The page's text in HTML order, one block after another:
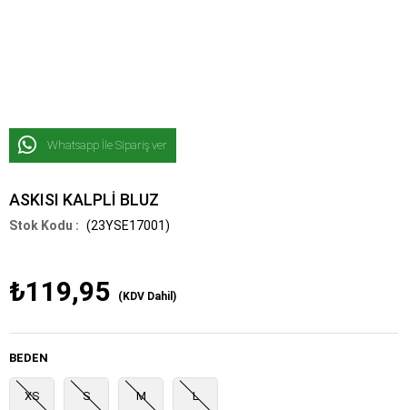
Whatsapp İle Sipariş ver
ASKISI KALPLİ BLUZ
(23YSE17001)
₺119,95 (KDV Dahil)
BEDEN
XS S M L